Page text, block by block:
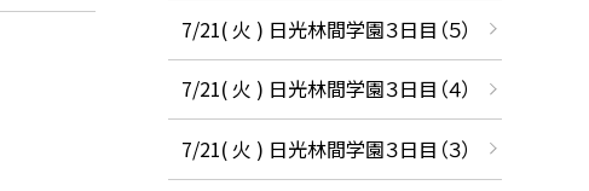
7/21( 火 ) 日光林間学園３日目（５）
7/21( 火 ) 日光林間学園３日目（４）
7/21( 火 ) 日光林間学園３日目（３）